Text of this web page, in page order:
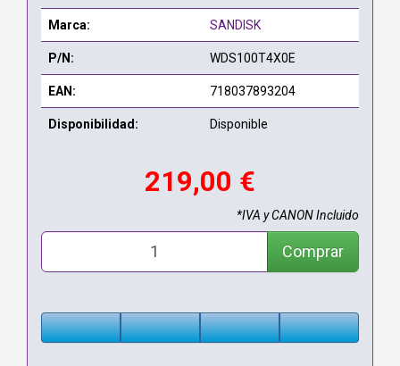
Marca: SANDISK
P/N: WDS100T4X0E
EAN: 718037893204
Disponibilidad: Disponible
219,00 €
*IVA y CANON Incluido
Comprar